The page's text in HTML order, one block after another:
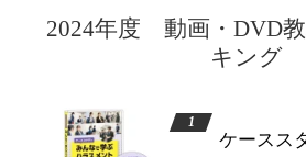
2024年度 動画・DVD
キング
ケースス